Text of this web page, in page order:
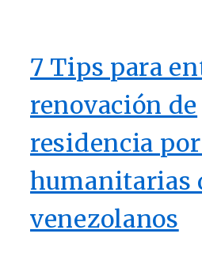
7 Tips para
renovación de
residencia
humanitarias
venezolanos